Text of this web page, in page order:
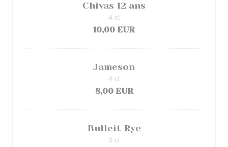
Chivas 12 ans
10,00 EUR
4 cl
Jameson
8,00 EUR
4 cl
Bulleit Rye
4 cl